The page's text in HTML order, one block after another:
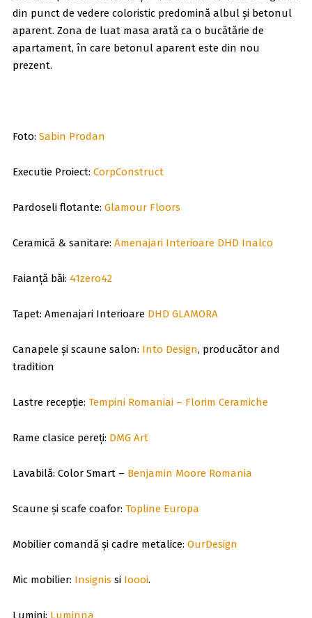
din punct de vedere coloristic predomină albul și betonul
aparent. Zona de luat masa arată ca o bucătărie de
apartament, în care betonul aparent este din nou
prezent.
Foto: Sabin Prodan
Executie Proiect: CorpConstruct
Pardoseli flotante: Glamour Floors
Ceramică & sanitare: Amenajari Interioare DHD Inalco
Faianță băi: 41zero42
Tapet: Amenajari Interioare DHD GLAMORA
Canapele și scaune salon: Into Design, producător and
tradition
Lastre recepție: Tempini Romaniai – Florim Ceramiche
Rame clasice pereți: DMG Art
Lavabilă: Color Smart – Benjamin Moore Romania
Scaune și scafe coafor: Topline Europa
Mobilier comandă și cadre metalice: OurDesign
Mic mobilier: Insignis si Ioooi.
Lumini: Luminna